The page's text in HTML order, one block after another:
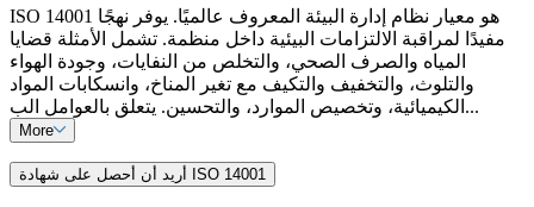
ISO 14001 هو معيار نظام إدارة البيئة المعروف عالميًا. يوفر نهجًا
مفيدًا لمراقبة الالتزامات البيئية داخل منظمة. تشمل الأمثلة قضايا
المياه والصرف الصحي، والتخلص من النفايات، وجودة الهواء
والتلوث، والتخفيف والتكيف مع تغير المناخ، وانسكابات المواد
الكيميائية، وتخصيص الموارد، والتحسين. يتعلق بالعوامل الب...
More
أريد أن أحصل على شهادة ISO 14001